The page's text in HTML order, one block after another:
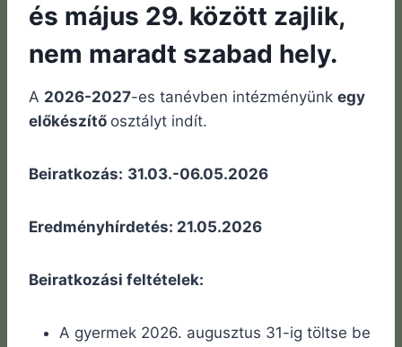
és május 29. között zajlik,
nem maradt szabad hely.
A 2026-2027-es tanévben intézményünk egy
előkészítő osztályt indít.
Beiratkozás: 31.03.-06.05.2026
Eredményhírdetés: 21.05.2026
Beiratkozási feltételek:
A gyermek 2026. augusztus 31-ig töltse be